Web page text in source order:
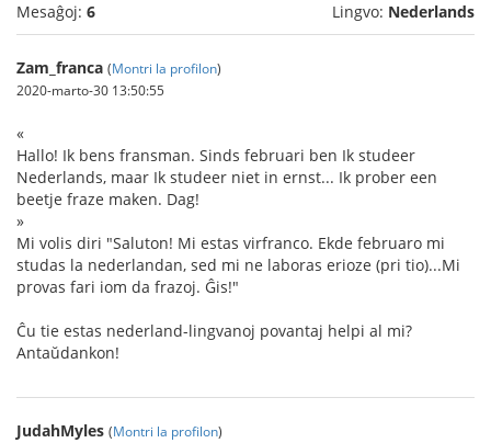
Mesaĝoj: 6 Lingvo: Nederlands
Zam_franca (Montri la profilon)
2020-marto-30 13:50:55
«
Hallo! Ik bens fransman. Sinds februari ben Ik studeer
Nederlands, maar Ik studeer niet in ernst... Ik prober een
beetje fraze maken. Dag!
»
Mi volis diri "Saluton! Mi estas virfranco. Ekde februaro mi
studas la nederlandan, sed mi ne laboras erioze (pri tio)...Mi
provas fari iom da frazoj. Ĝis!"
Ĉu tie estas nederland-lingvanoj povantaj helpi al mi?
Antaŭdankon!
JudahMyles (Montri la profilon)